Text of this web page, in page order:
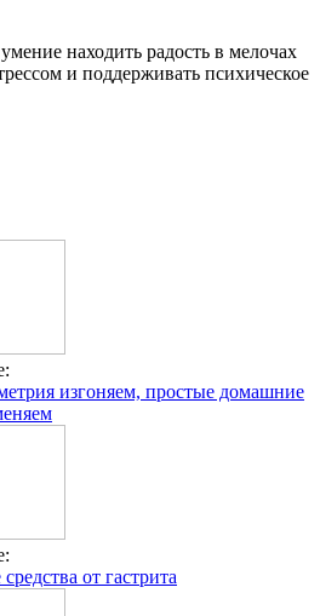
находить радость в мелочах
и поддерживать психическое
изгоняем, простые домашние
от гастрита